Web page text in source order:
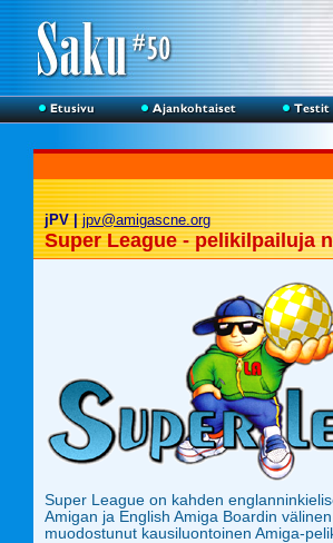
jPV |jpv@amigascne.org
Super League - pelikilpailuja
Super League on kahden
Amigan ja English Amiga Boardin
muodostunut kausiluontoinen Amiga-